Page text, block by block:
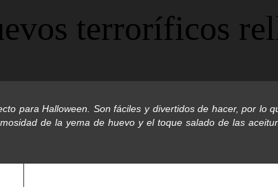
para Halloween. Son fáciles y divertidos de hacer, por lo
de la yema de huevo y el toque salado de las